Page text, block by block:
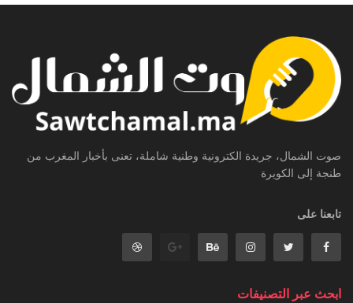
صوت الشمال، جريدة الكترونية وطنية شاملة، تعنى بأخبار المغرب من
طنجة إلى الكويرة
تابعنا على
ابحث عبر التصنيفات